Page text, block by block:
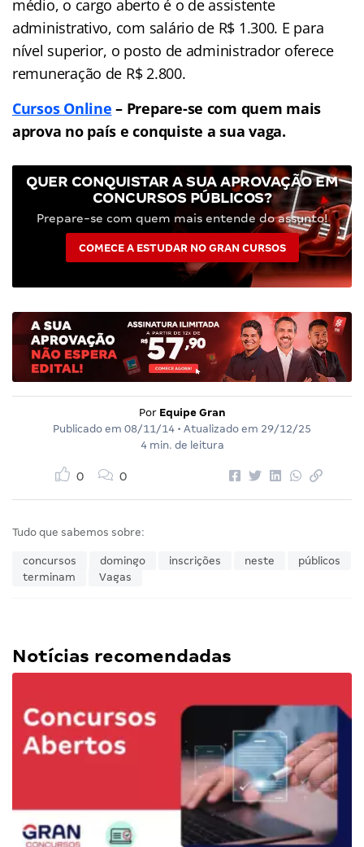
médio, o cargo aberto é o de assistente
administrativo, com salário de R$ 1.300. E para
nível superior, o posto de administrador oferece
remuneração de R$ 2.800.
Cursos Online – Prepare-se com quem mais
aprova no país e conquiste a sua vaga.
QUER CONQUISTAR A SUA APROVAÇÃO EM
CONCURSOS PÚBLICOS?
Prepare-se com quem mais entende do assunto!
COMECE A ESTUDAR NO GRAN CURSOS
Por Equipe Gran
Publicado em 08/11/14 • Atualizado em 29/12/25
4 min. de leitura
0 0
Tudo que sabemos sobre:
concursos domingo inscrições neste
públicos
terminam
Vagas
Notícias recomendadas